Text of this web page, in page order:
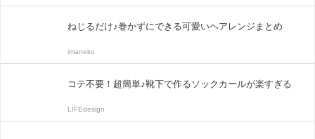
ねじるだけ♪巻かずにできる可愛いヘアレンジまとめ
imaneko
コテ不要！超簡単♪靴下で作るソックカールが楽すぎる
LIFEdesign